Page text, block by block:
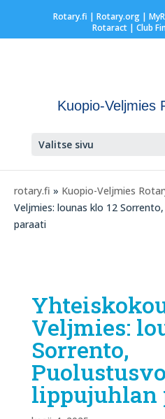
Rotary.fi | Rotary.org|
Rotaract| Club
Kuopio-Veljmies
Valitse sivu
rotary.fi » Kuopio-Veljmies
Veljmies: lounas klo 12
paraati
Veljmies:
Sorrento,
lippujuhlan